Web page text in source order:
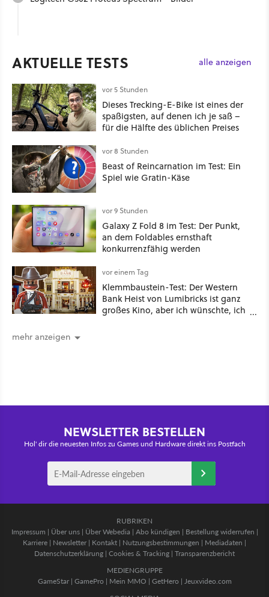
AKTUELLE TESTS alle anzeigen
vor 5 Stunden
Dieses Trecking-E-Bike ist eines der
spaßigsten, auf denen ich je saß –
für die Hälfte des üblichen Preises
vor 8 Stunden
Beast of Reincarnation im Test: Ein
Spiel wie Gratin-Käse
vor 9 Stunden
Galaxy Z Fold 8 im Test: Der Punkt,
an dem Foldables ernsthaft
konkurrenzfähig werden
vor einem Tag
Klemmbaustein-Test: Der Western
Bank Heist von Lumibricks ist ganz
großes Kino, aber ich wünschte, ich
mehr anzeigen
NEWSLETTER BESTELLEN
Hol' dir die neuesten Infos zu Games und Hardware direkt ins Postfach
RUBRIKEN
Impressum | Über uns| Über Webedia | Abo kündigen | Bestellung widerrufen |
Karriere | Newsletter | Kontakt | Nutzungsbestimmungen | Mediadaten |
Datenschutzerklärung | Cookies & Tracking | Transparenzbericht
MEDIENGRUPPE
GameStar| GamePro | Mein MMO | GetHero | Jeuxvideo.com